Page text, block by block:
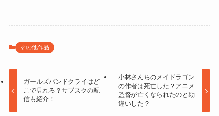
その他作品
ガールズバンドクライはど
こで見れる？サブスクの配
信も紹介！
小林さんちのメイドラゴン
の作者は死亡した？アニメ
監督が亡くなられたのと勘
違いした？